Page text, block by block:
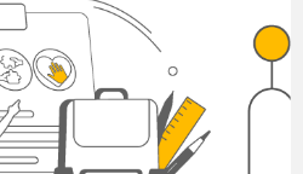
яких можна вирішити